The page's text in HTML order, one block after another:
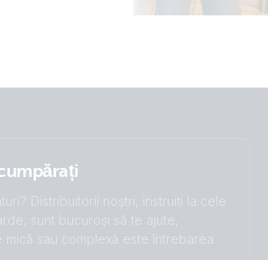
Distribuitorii noștri, instruiți la cele
sunt bucuroși să te ajute,
mică sau complexă este întrebarea